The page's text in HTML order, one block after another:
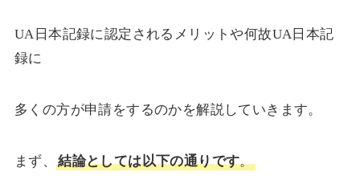
UA日本記録に認定されるメリットや何故UA日本記
録に
多くの方が申請をするのかを解説していきます。
まず、結論としては以下の通りです。